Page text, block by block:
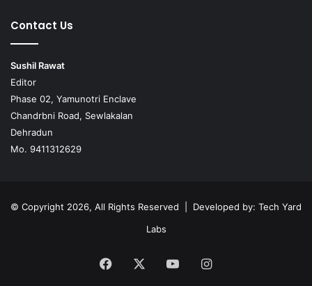
Contact Us
Sushil Rawat
Editor
Phase 02, Yamunotri Enclave
Chandrbni Road, Sewlakalan
Dehradun
Mo. 9411312629
© Copyright 2026, All Rights Reserved | Developed by: Tech Yard
Labs
Facebook YouTubeInstagram